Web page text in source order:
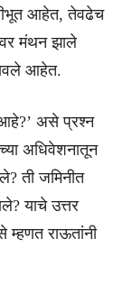
आहेत, तेवढेच
मंथन झाले
आहेत.
आहे?’ असे प्रश्न
अधिवेशनातून
ती जमिनीत
याचे उत्तर
म्हणत राऊतांनी